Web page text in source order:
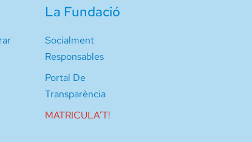
La Fundació
Socialment
Responsables
Portal De
Transparència
MATRICULA’T!